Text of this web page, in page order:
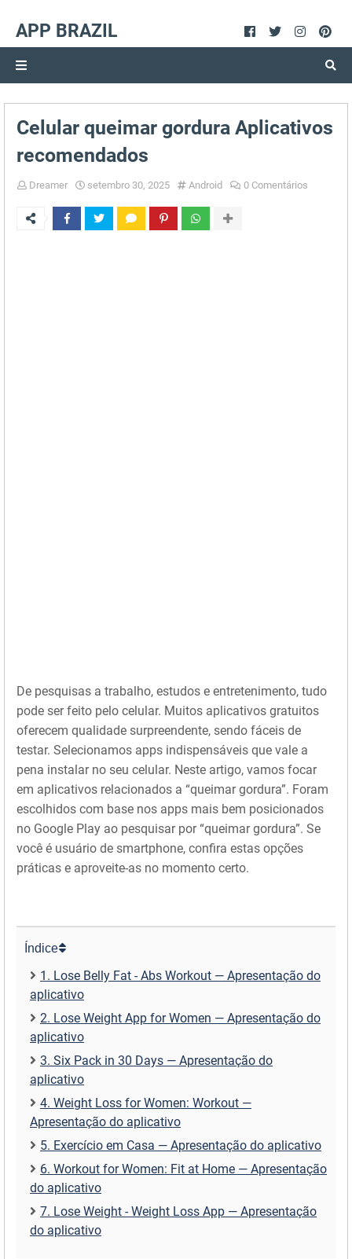
APP BRAZIL
Celular queimar gordura Aplicativos
recomendados
Dreamer setembro 30, 2025 Android 0 Comentários
De pesquisas a trabalho, estudos e entretenimento, tudo
pode ser feito pelo celular. Muitos aplicativos gratuitos
oferecem qualidade surpreendente, sendo fáceis de
testar. Selecionamos apps indispensáveis que vale a
pena instalar no seu celular. Neste artigo, vamos focar
em aplicativos relacionados a “queimar gordura”. Foram
escolhidos com base nos apps mais bem posicionados
no Google Play ao pesquisar por “queimar gordura”. Se
você é usuário de smartphone, confira estas opções
práticas e aproveite-as no momento certo.
Índice
1. Lose Belly Fat - Abs Workout — Apresentação do
aplicativo
2. Lose Weight App for Women — Apresentação do
aplicativo
3. Six Pack in 30 Days — Apresentação do
aplicativo
4. Weight Loss for Women: Workout —
Apresentação do aplicativo
5. Exercício em Casa — Apresentação do aplicativo
6. Workout for Women: Fit at Home — Apresentação
do aplicativo
7. Lose Weight - Weight Loss App — Apresentação
do aplicativo